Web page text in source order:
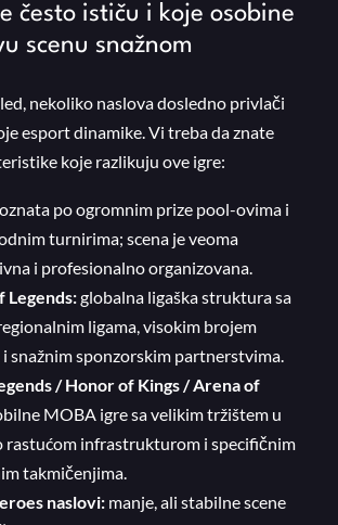
često ističu i koje osobine
scenu snažnom
nekoliko naslova dosledno privlači
esport dinamike. Vi treba da znate
koje razlikuju ove igre:
po ogromnim prize pool-ovima i
turnirima; scena je veoma
i profesionalno organizovana.
Legends:globalna ligaška struktura sa
ligama, visokim brojem
i snažnim sponzorskim partnerstvima.
/ Honor of Kings / Arena of
MOBA igre sa velikim tržištem u
rastućom infrastrukturom i specifičnim
takmičenjima.
naslovi: manje, ali stabilne scene